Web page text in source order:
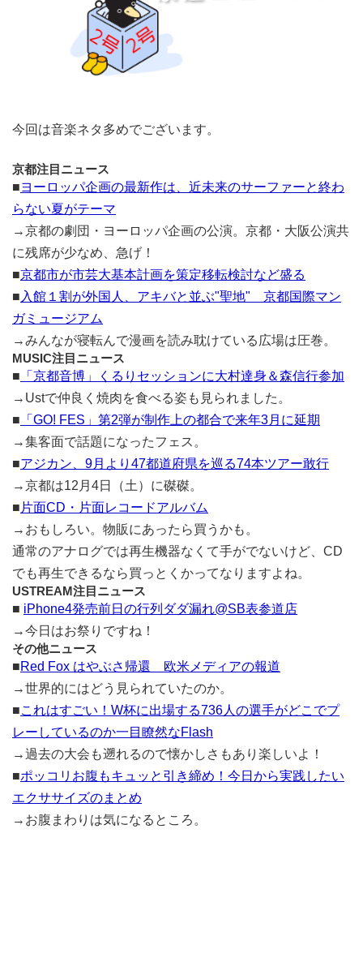
今回は音楽ネタ多めでございます。
京都注目ニュース
■ヨーロッパ企画の最新作は、近未来のサーファーと終わ
らない夏がテーマ
→京都の劇団・ヨーロッパ企画の公演。京都・大阪公演共
に残席が少なめ、急げ！
■京都市が市芸大基本計画を策定移転検討など盛る
■ 入館１割が外国人、アキバと並ぶ"聖地" 京都国際マン
ガミュージアム
→みんなが寝転んで漫画を読み耽けている広場は圧巻。
MUSIC注目ニュース
■ 「京都音博」くるりセッションに大村達身＆森信行参加
→Ustで仲良く焼肉を食べる姿も見られました。
■ 「GO! FES」第2弾が制作上の都合で来年3月に延期
→集客面で話題になったフェス。
■アジカン、9月より47都道府県を巡る74本ツアー敢行
→京都は12月4日（土）に磔磔。
■ 片面CD・片面レコードアルバム
→おもしろい。物販にあったら買うかも。
通常のアナログでは再生機器なくて手がでないけど、CD
でも再生できるなら買っとくかってなりますよね。
USTREAM注目ニュース
■ iPhone4発売前日の行列ダダ漏れ@SB表参道店
→今日はお祭りですね！
その他ニュース
■Red Fox はやぶさ帰還 欧米メディアの報道
→世界的にはどう見られていたのか。
■これはすごい！W杯に出場する736人の選手がどこでプ
レーしているのか一目瞭然なFlash
→過去の大会も遡れるので懐かしさもあり楽しいよ！
■ポッコリお腹もキュッと引き締め！今日から実践したい
エクササイズのまとめ
→お腹まわりは気になるところ。